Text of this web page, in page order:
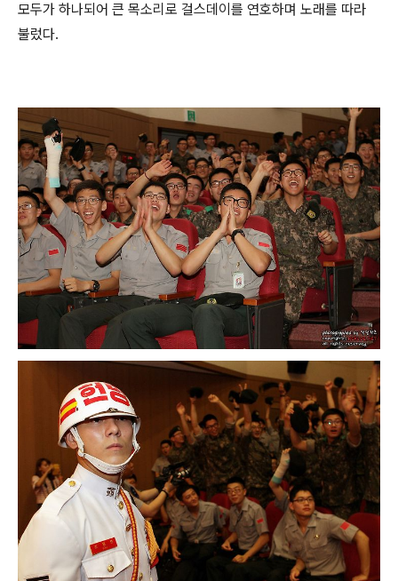
모두가 하나되어 큰 목소리로 걸스데이를 연호하며 노래를 따라
불렀다.